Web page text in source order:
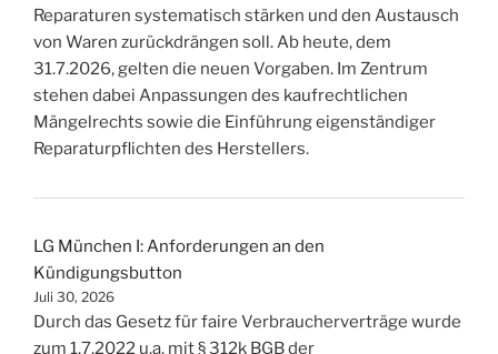
Reparaturen systematisch stärken und den Austausch
von Waren zurückdrängen soll. Ab heute, dem
31.7.2026, gelten die neuen Vorgaben. Im Zentrum
stehen dabei Anpassungen des kaufrechtlichen
Mängelrechts sowie die Einführung eigenständiger
Reparaturpflichten des Herstellers.
LG München I: Anforderungen an den
Kündigungsbutton
Juli 30, 2026
Durch das Gesetz für faire Verbraucherverträge wurde
zum 1.7.2022 u.a. mit § 312k BGB der